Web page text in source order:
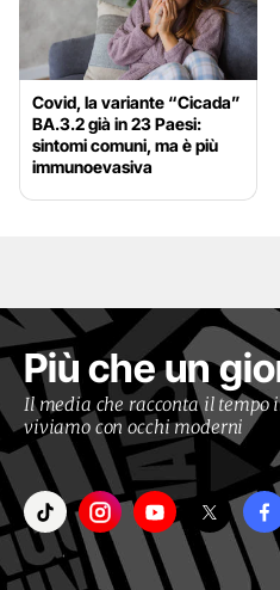
Covid, la variante “Cicada”
BA.3.2 già in 23 Paesi:
sintomi comuni, ma è più
immunoevasiva
Più che un
Il media che racconta il tempo
viviamo con occhi moderni